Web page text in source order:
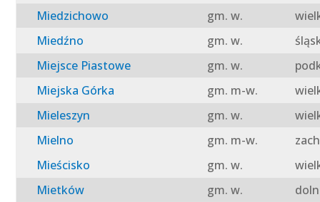
Miedzichowo
gm. w.
Miedźno
gm. w.
Miejsce Piastowe
gm. w.
Miejska Górka
gm. m-w.
Mieleszyn
gm. w.
Mielno
gm. m-w.
Mieścisko
gm. w.
Mietków
gm. w.